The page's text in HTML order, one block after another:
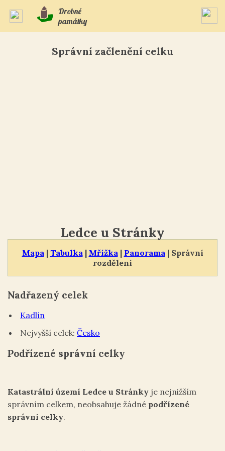
Drobné
památky
Správní začlenění celku
Mapa | Tabulka | Mřížka | Panorama | Správní
rozdělení
Ledce u Stránky
Nadřazený celek
Kadlín
Nejvyšší celek: Česko
Podřízené správní celky
Katastrální území Ledce u Stránky je nejnižším
správním celkem, neobsahuje žádné podřízené
správní celky.